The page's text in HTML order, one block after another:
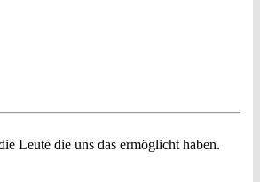
Leute die uns das ermöglicht haben.